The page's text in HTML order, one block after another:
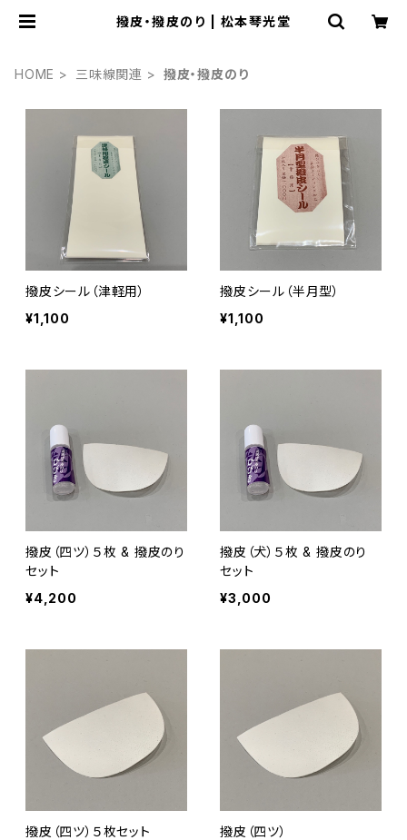
撥皮・撥皮のり | 松本琴光堂
HOME 三味線関連 撥皮・撥皮のり
撥皮シール（津軽用）
¥1,100
撥皮シール（半月型）
¥1,100
撥皮（四ツ）５枚 & 撥皮のり
セット
¥4,200
撥皮（犬）５枚 & 撥皮のり
セット
¥3,000
撥皮（四ツ）５枚セット
撥皮（四ツ）